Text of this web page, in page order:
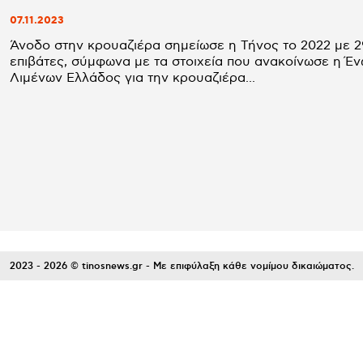
07.11.2023
Άνοδο στην κρουαζιέρα σημείωσε η Τήνος το 2022 με
επιβάτες, σύμφωνα με τα στοιχεία που ανακοίνωσε η
Λιμένων Ελλάδος για την κρουαζιέρα...
2023 - 2026 © tinosnews.gr - Με επιφύλαξη κάθε νομίμου δικαιώματος.